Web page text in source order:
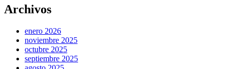
Archivos
enero 2026
noviembre 2025
octubre 2025
septiembre 2025